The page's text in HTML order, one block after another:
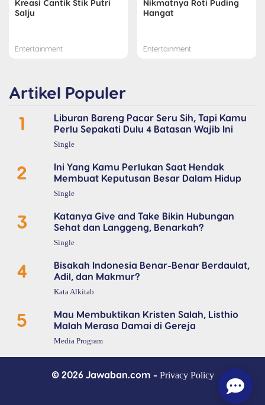
Kreasi Cantik Stik Putri
Salju
Entertainment
Nikmatnya Roti Puding
Hangat
Entertainment
Artikel Populer
1
Liburan Bareng Pacar Seru Sih, Tapi Kamu
Perlu Sepakati Dulu 4 Batasan Wajib Ini
Single
2
Ini Yang Kamu Perlukan Saat Hendak
Membuat Keputusan Besar Dalam Hidup
Single
3
Katanya Give and Take Bikin Hubungan
Sehat dan Langgeng, Benarkah?
Single
4
Bisakah Indonesia Benar-Benar Berdaulat,
Adil, dan Makmur?
Kata Alkitab
5
Mau Membuktikan Kristen Salah, Listhio
Malah Merasa Damai di Gereja
Media Program
© 2026 Jawaban.com - Privacy Policy